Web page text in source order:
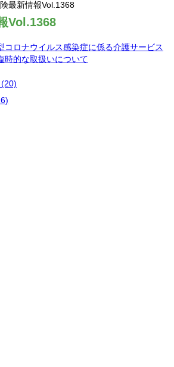
最新情報Vol.1368
Vol.1368
コロナウイルス感染症に係る介護サービス
時的な取扱いについて
(20)